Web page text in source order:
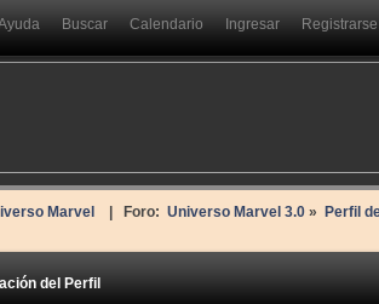
Buscar Calendario Ingresar Registrarse
Marvel | Foro: Universo Marvel 3.0» Perfil
del Perfil